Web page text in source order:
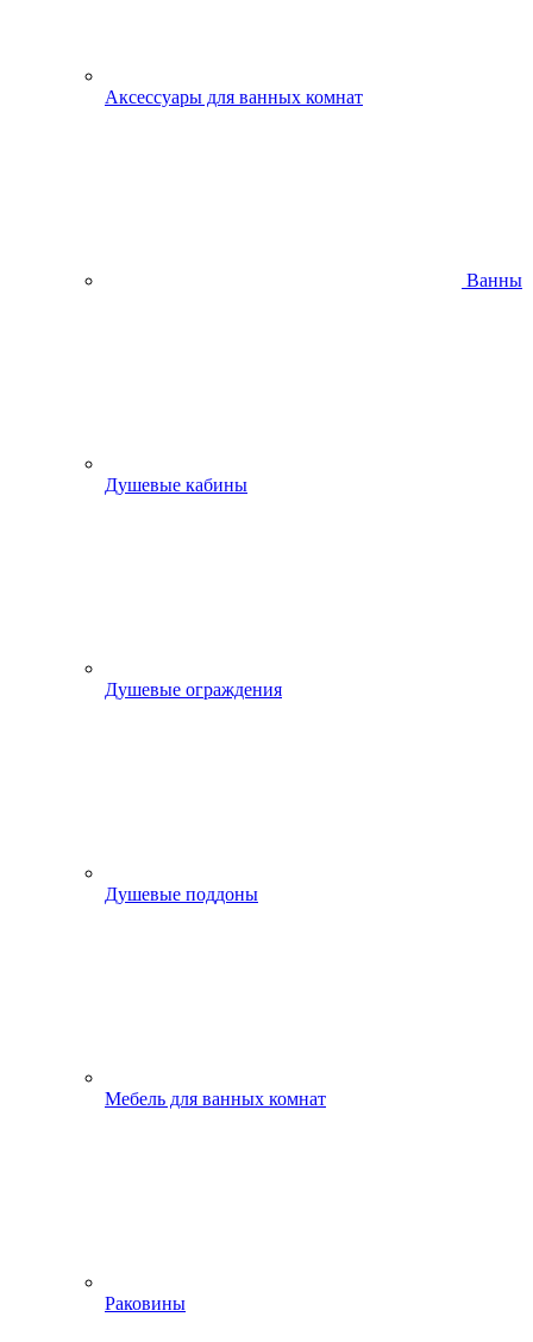
Аксессуары для ванных комнат
Ванны
Душевые кабины
Душевые ограждения
Душевые поддоны
Мебель для ванных комнат
Раковины